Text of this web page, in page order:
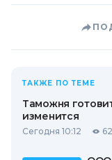
ТАКЖЕ ПО ТЕМЕ
Таможня
изменится
Сегодня 10:12 62